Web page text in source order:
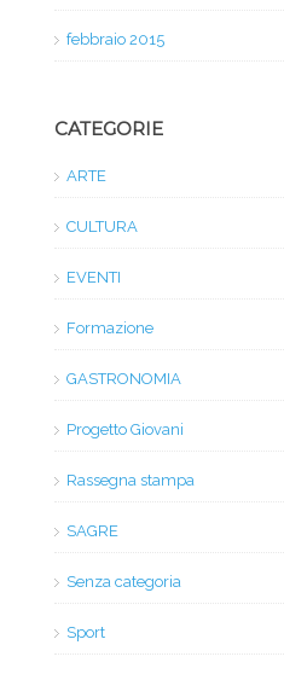
febbraio 2015
CATEGORIE
ARTE
CULTURA
EVENTI
Formazione
GASTRONOMIA
Progetto Giovani
Rassegna stampa
SAGRE
Senza categoria
Sport